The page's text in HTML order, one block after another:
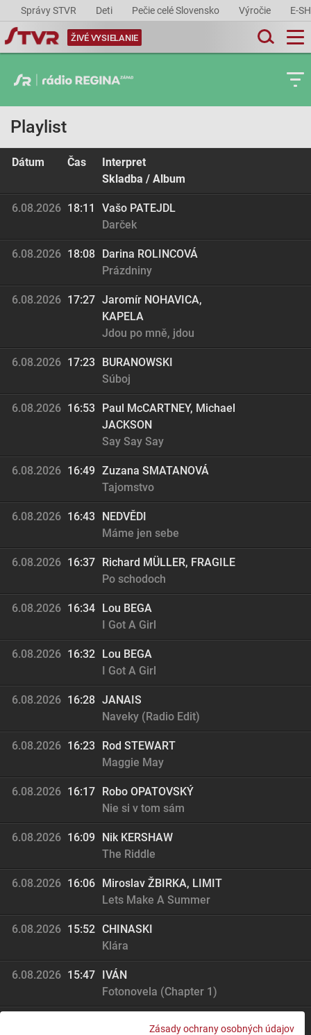
Zásady ochrany osobných údajov
Správy STVR Deti Pečie celé Slovensko Výročie E-
ŽIVÉ VYSIELANIE
Playlist
Dátum Čas
Interpret
Skladba / Album
6.08.2026 18:11
Vašo PATEJDL
Darček
6.08.2026 18:08 Darina ROLINCOVÁ
Prázdniny
6.08.2026 17:27 Jaromír NOHAVICA,
KAPELA
Jdou po mně, jdou
6.08.2026 17:23 BURANOWSKI
Súboj
6.08.2026 16:53 Paul McCARTNEY, Michael
JACKSON
Say Say Say
6.08.2026 16:49 Zuzana SMATANOVÁ
Tajomstvo
6.08.2026 16:43 NEDVĚDI
Máme jen sebe
6.08.2026 16:37 Richard MÜLLER, FRAGILE
Po schodoch
6.08.2026 16:34 Lou BEGA
I Got A Girl
6.08.2026 16:32 Lou BEGA
I Got A Girl
6.08.2026 16:28 JANAIS
Naveky (Radio Edit)
6.08.2026 16:23 Rod STEWART
Maggie May
6.08.2026 16:17 Robo OPATOVSKÝ
Nie si v tom sám
6.08.2026 16:09 Nik KERSHAW
The Riddle
6.08.2026 16:06 Miroslav ŽBIRKA, LIMIT
Lets Make A Summer
6.08.2026 15:52 CHINASKI
Klára
6.08.2026 15:47 IVÁN
Fotonovela (Chapter 1)